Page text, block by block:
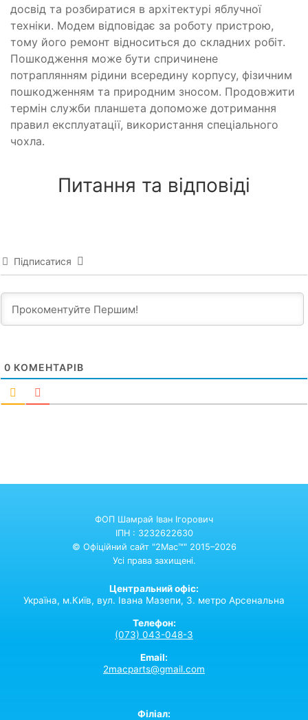
досвід та розбиратися в архітектурі яблучної
техніки. Модем відповідає за роботу пристрою,
тому його ремонт відноситься до складних робіт.
Пошкодження може бути спричинене
потраплянням рідини всередину корпусу, фізичним
пошкодженням та природним зносом. Продовжити
термін служби планшета допоможе дотримання
правил експлуатації, використання спеціального
чохла.
Питання та відповіді
Підписатися
0 КОМЕНТАРІВ
ФОП Шамрай Іван Ігорович
ІПН : 3232622630
© Офіційний сайт "2Mac™" 2015–2026
Усі права захищені.
Центральний офіс:
Україна, м.Київ, вул. Івана Мазепи, 3. метро Арсенальна
Телефон:
(073) 043-048-3
Email:
2macparts@gmail.com
Філіал: